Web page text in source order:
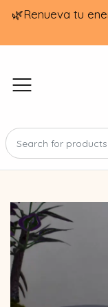
🌿Renueva tu